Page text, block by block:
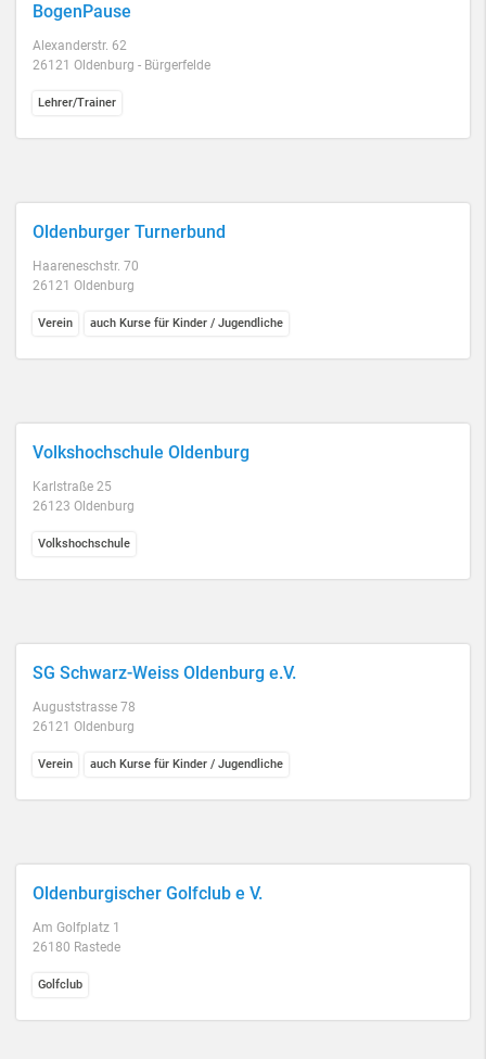
BogenPause
Alexanderstr. 62
26121 Oldenburg - Bürgerfelde
Lehrer/Trainer
Oldenburger Turnerbund
Haareneschstr. 70
26121 Oldenburg
Verein auch Kurse für Kinder / Jugendliche
Volkshochschule Oldenburg
Karlstraße 25
26123 Oldenburg
Volkshochschule
SG Schwarz-Weiss Oldenburg e.V.
Auguststrasse 78
26121 Oldenburg
Verein auch Kurse für Kinder / Jugendliche
Oldenburgischer Golfclub e V.
Am Golfplatz 1
26180 Rastede
Golfclub